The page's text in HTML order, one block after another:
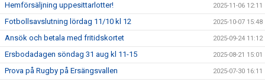
Hemförsäljning uppesittarlotter! 2025-11-06 12:11
Fotbollsavslutning lördag 11/10 kl 12 2025-10-07 15:48
Ansök och betala med fritidskortet 2025-09-24 11:12
Ersbodadagen söndag 31 aug kl 11-15 2025-08-21 15:01
Prova på Rugby på Ersängsvallen 2025-07-30 16:11